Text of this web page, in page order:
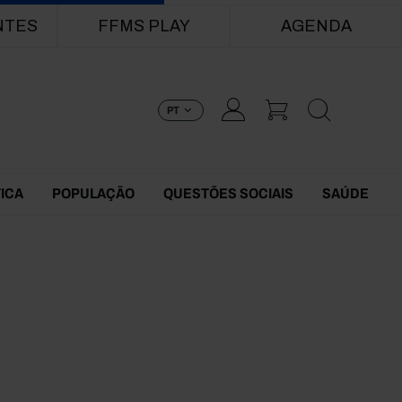
FFMS PLAY AGENDA
PT
POPULAÇÃO QUESTÕES SOCIAIS SAÚDE